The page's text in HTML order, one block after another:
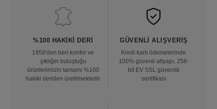
%100 HAKIKI DERI
1958'den beri konfor ve
şıklığın buluştuğu
ürünlerimizin tamamı %100
hakiki deriden üretilmektedir
GÜVENLI ALIŞVERIŞ
Kredi kartı ödemelerinde
100% güvenli altyapı, 256-
bit EV SSL güvenlik
sertifikası